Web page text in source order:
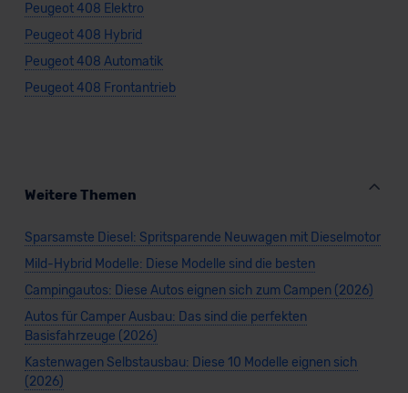
Peugeot 408 Elektro
Peugeot 408 Hybrid
Peugeot 408 Automatik
Peugeot 408 Frontantrieb
Weitere Themen
Sparsamste Diesel: Spritsparende Neuwagen mit Dieselmotor
Mild-Hybrid Modelle: Diese Modelle sind die besten
Campingautos: Diese Autos eignen sich zum Campen (2026)
Autos für Camper Ausbau: Das sind die perfekten
Basisfahrzeuge (2026)
Kastenwagen Selbstausbau: Diese 10 Modelle eignen sich
(2026)